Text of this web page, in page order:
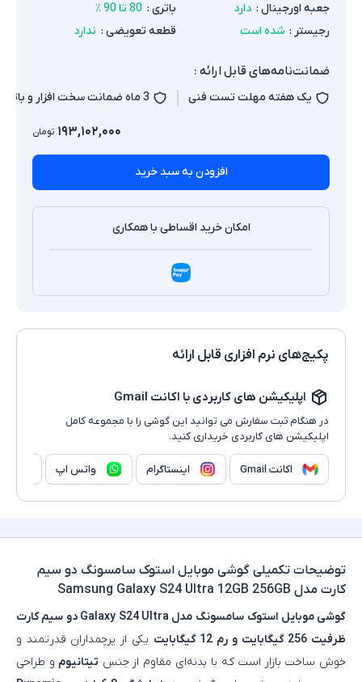
جعبه اورجینال : دارد باتری : 80 تا 90 ٪
رجیستر : شده است قطعه تعویضی : ندارد
ضمانت‌نامه‌های قابل ارائه :
یک هفته مهلت تست فنی 3 ماه ضمانت سخت افزار و باتری
۱۹۳,۱۰۲,۰۰۰ تومان
افزودن به سبد خرید
امکان خرید اقساطی با همکاری
پکیج‌های نرم افزاری قابل ارائه
اپلیکیشن های کاربردی با اکانت Gmail
در هنگام ثبت سفارش می توانید این گوشی را با مجموعه کامل
اپلیکیشن های کاربردی خریداری کنید.
اکانت Gmail اینستاگرام واتس اپ
توضیحات تکمیلی گوشی موبایل استوک سامسونگ دو سیم
کارت مدل Samsung Galaxy S24 Ultra 12GB 256GB
گوشی موبایل استوک
سامسونگ مدل Galaxy S24 Ultra دو سیم کارت
ظرفیت 256 گیگابایت و رم 12 گیگابایت
یکی از پرچمداران قدرتمند و
خوش‌ ساخت بازار است که با بدنه‌ای مقاوم از جنس تیتانیوم و طراحی